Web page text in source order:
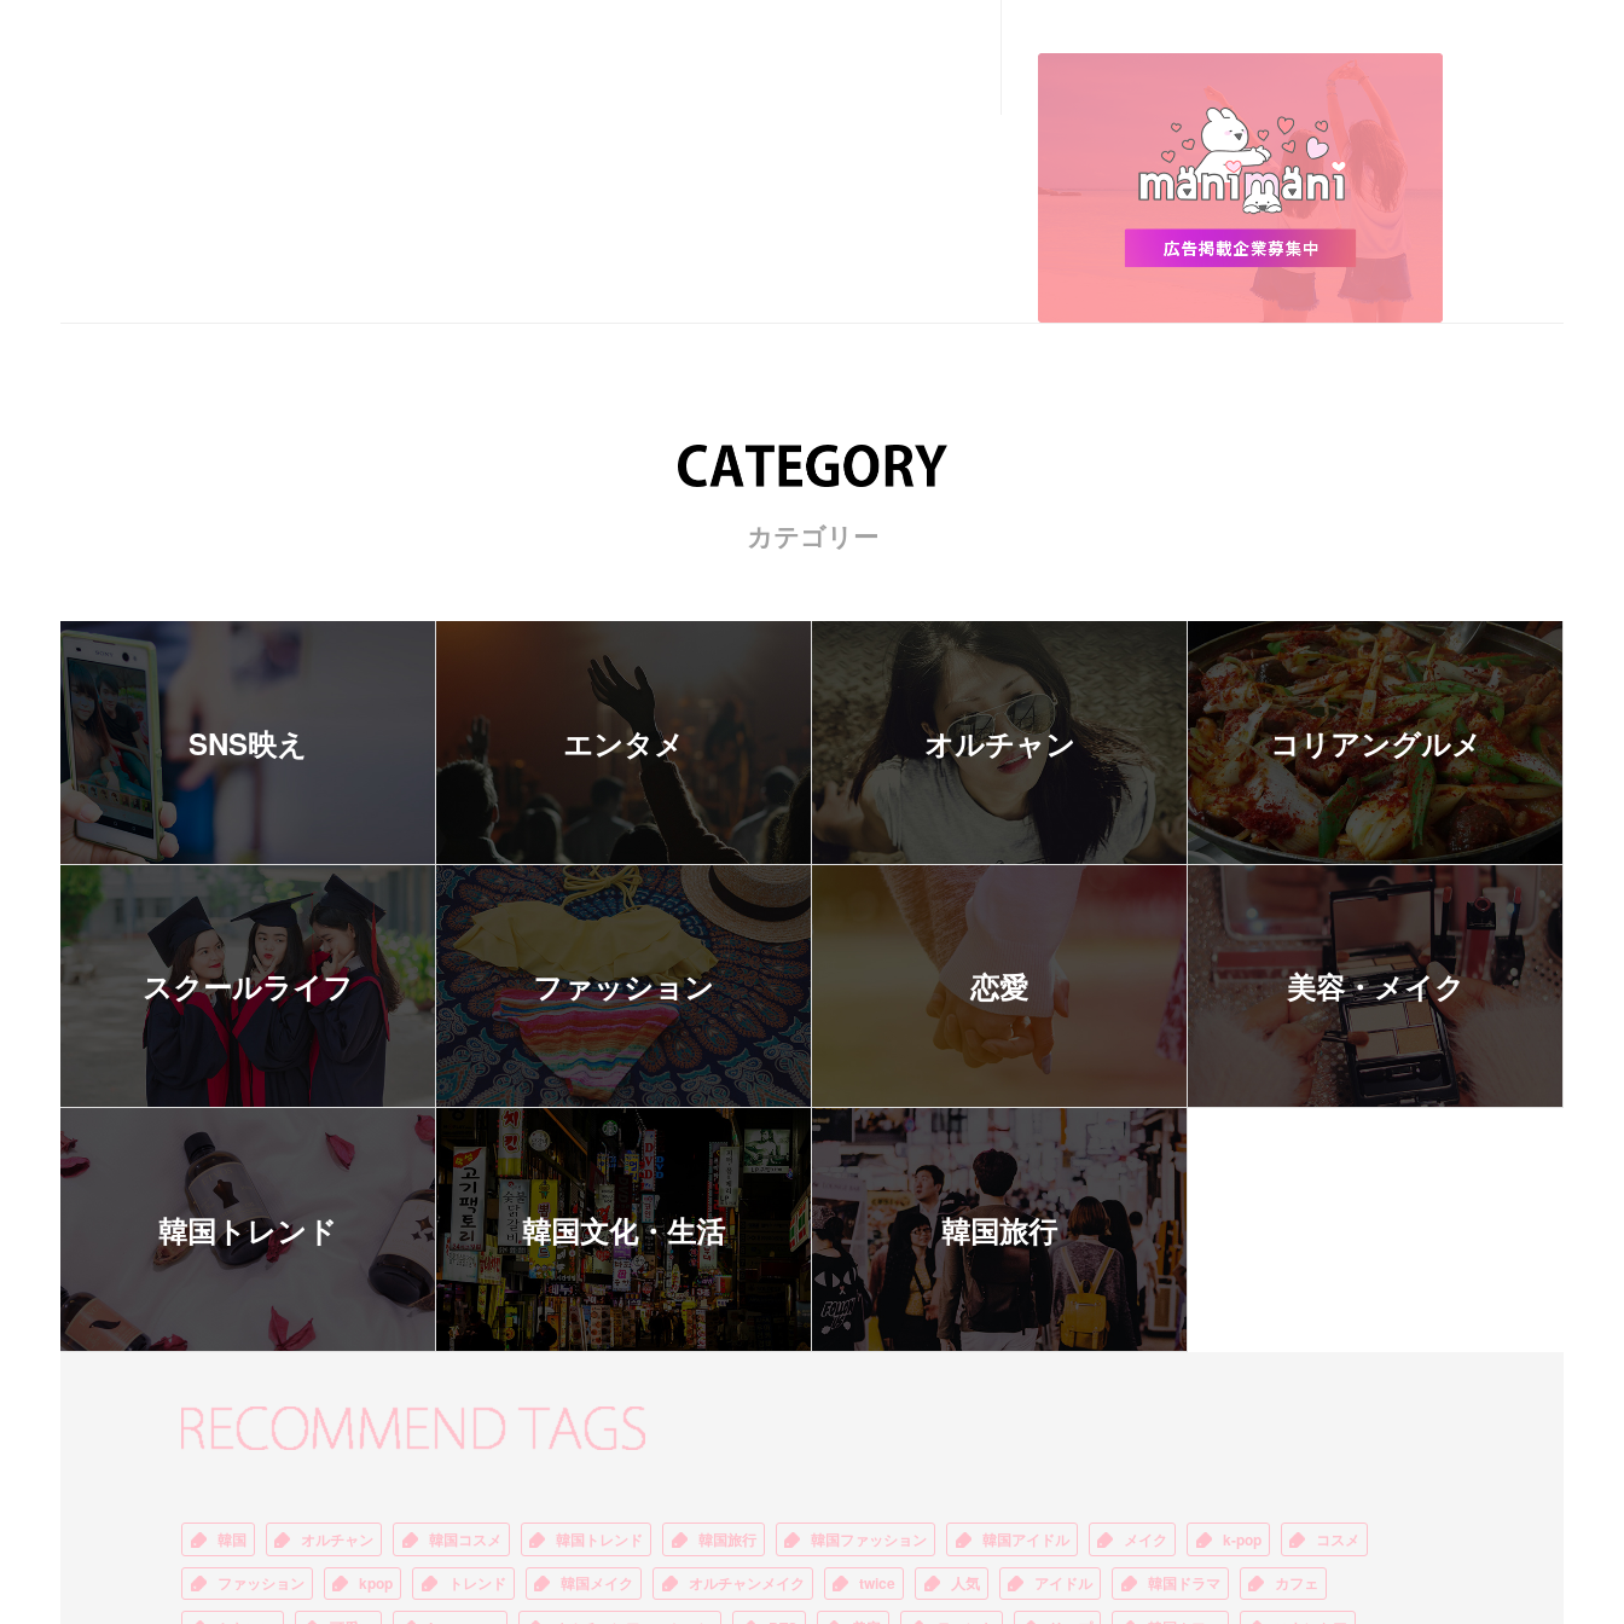
カテゴリー
SNS映え エンタメ オルチャン コリアングルメ
スクールライフ ファッション 恋愛 美容・メイク
韓国トレンド 韓国文化・生活 韓国旅行
韓国 オルチャン 韓国コスメ 韓国トレンド 韓国旅行 韓国ファッション 韓国アイドル メイク k-pop コスメ
ファッション kpop トレンド 韓国メイク オルチャンメイク twice 人気 アイドル 韓国ドラマ カフェ